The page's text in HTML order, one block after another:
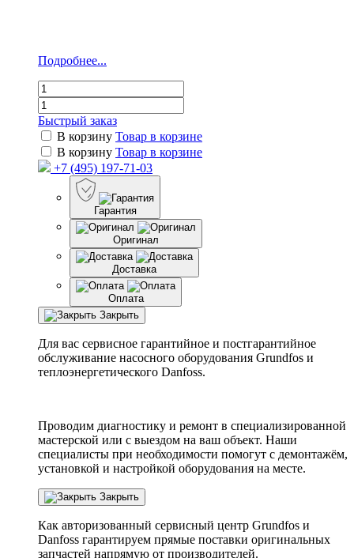
Подробнее...
Быстрый заказ
В корзину Товар в корзине
В корзину Товар в корзине
+7 (495) 197-71-03
Гарантия
Оригинал
Доставка
Оплата
Закрыть
Для вас сервисное гарантийное и постгарантийное
обслуживание насосного оборудования Grundfos и
теплоэнергетического Danfoss.
Проводим диагностику и ремонт в специализированной
мастерской или с выездом на ваш объект. Наши
специалисты при необходимости помогут с демонтажём,
установкой и настройкой оборудования на месте.
Закрыть
Как авторизованный сервисный центр Grundfos и
Danfoss гарантируем прямые поставки оригинальных
запчастей напрямую от производителей.